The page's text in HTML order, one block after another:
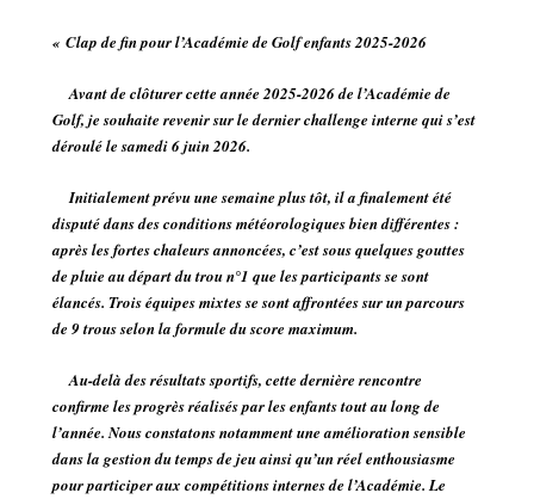
«Clap de fin pour l’Académie de Golf enfants 2025-2026
Avant de clôturer cette année 2025-2026 de l’Académie de
Golf, je souhaite revenir sur le dernier challenge interne qui s’est
déroulé le samedi 6 juin 2026.
Initialement prévu une semaine plus tôt, il a finalement été
disputé dans des conditions météorologiques bien différentes :
après les fortes chaleurs annoncées, c’est sous quelques gouttes
de pluie au départ du trou n°1 que les participants se sont
élancés. Trois équipes mixtes se sont affrontées sur un parcours
de 9 trous selon la formule du score maximum.
Au-delà des résultats sportifs, cette dernière rencontre
confirme les progrès réalisés par les enfants tout au long de
l’année. Nous constatons notamment une amélioration sensible
dans la gestion du temps de jeu ainsi qu’un réel enthousiasme
pour participer aux compétitions internes de l’Académie. Le